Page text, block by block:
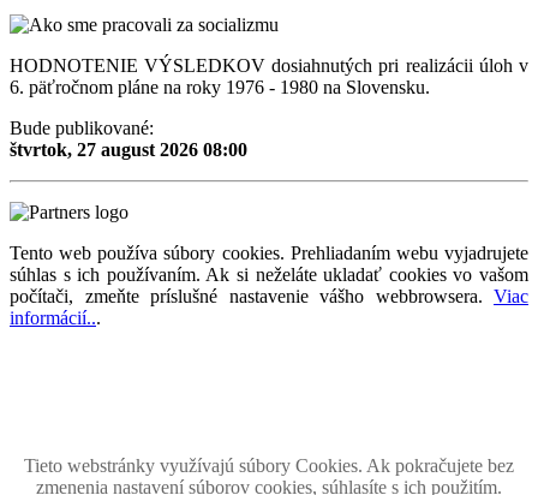
HODNOTENIE VÝSLEDKOV dosiahnutých pri realizácii úloh v
6. päťročnom pláne na roky 1976 - 1980 na Slovensku.
Bude publikované:
štvrtok, 27 august 2026 08:00
Tento web používa súbory cookies. Prehliadaním webu vyjadrujete
súhlas s ich používaním. Ak si neželáte ukladať cookies vo vašom
počítači, zmeňte príslušné nastavenie vášho webbrowsera. Viac
informácií...
Tieto webstránky využívajú súbory Cookies. Ak pokračujete bez
zmenenia nastavení súborov cookies, súhlasíte s ich použitím.